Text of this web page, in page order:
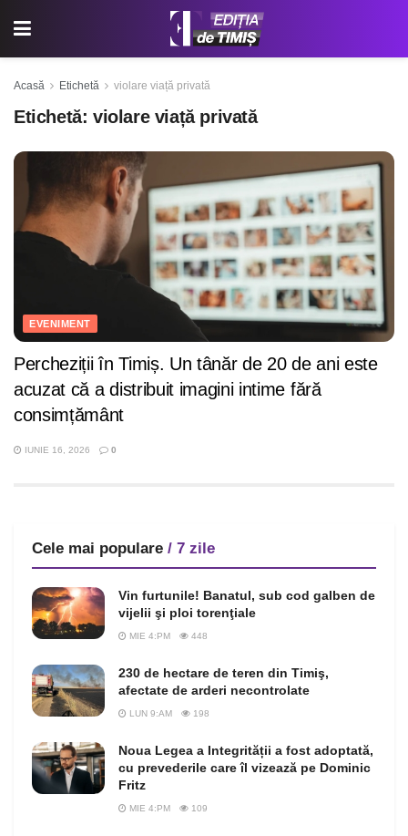
Acasă Etichetă violare viață privată
Etichetă: violare viață privată
EVENIMENT
Percheziții în Timiș. Un tânăr de 20 de ani este
acuzat că a distribuit imagini intime fără
consimțământ
IUNIE 16, 2026 0
Cele mai populare / 7 zile
Vin furtunile! Banatul, sub cod galben de
vijelii şi ploi torenţiale
MIE 4:PM 448
230 de hectare de teren din Timiş,
afectate de arderi necontrolate
LUN 9:AM 198
Noua Legea a Integrității a fost adoptată,
cu prevederile care îl vizează pe Dominic
Fritz
MIE 4:PM 109